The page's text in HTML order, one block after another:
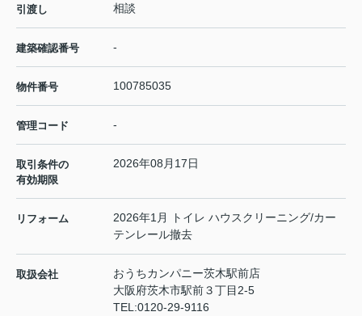
引渡し 相談
建築確認番号 -
物件番号 100785035
管理コード -
取引条件の
有効期限
2026年08月17日
リフォーム
2026年1月 トイレ ハウスクリーニング/カー
テンレール撤去
取扱会社
おうちカンパニー茨木駅前店
大阪府茨木市駅前３丁目2-5
TEL:0120-29-9116